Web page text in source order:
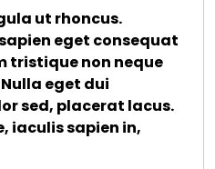
ut rhoncus.
eget consequat
tristique non neque
eget dui
sed, placerat lacus.
iaculis sapien in,